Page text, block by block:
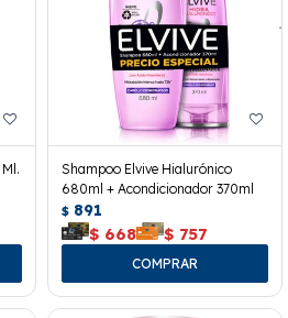
Shampoo Elvive Hialurónico
680ml + Acondicionador 370ml
$ 891
$ 668 $ 757